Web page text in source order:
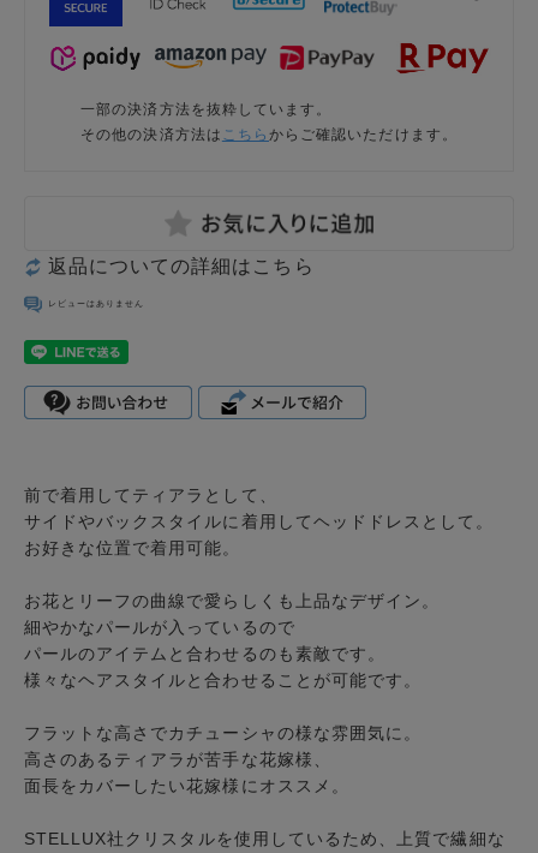
一部の決済方法を抜粋しています。
その他の決済方法は こちら からご確認いただけます。
返品についての詳細はこちら
レビューはありません
前で着用してティアラとして、
サイドやバックスタイルに着用してヘッドドレスとして。
お好きな位置で着用可能。
お花とリーフの曲線で愛らしくも上品なデザイン。
細やかなパールが入っているので
パールのアイテムと合わせるのも素敵です。
様々なヘアスタイルと合わせることが可能です。
フラットな高さでカチューシャの様な雰囲気に。
高さのあるティアラが苦手な花嫁様、
面長をカバーしたい花嫁様にオススメ。
STELLUX社クリスタルを使用しているため、上質で繊細な